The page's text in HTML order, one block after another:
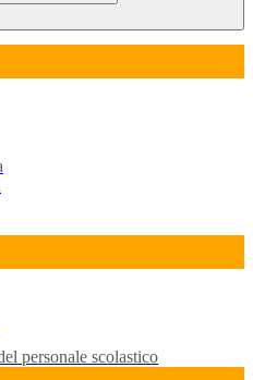
personale scolastico